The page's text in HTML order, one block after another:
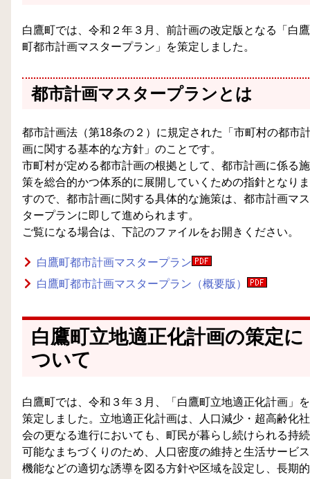
白鷹町では、令和２年３月、前計画の改定版となる「白鷹
町都市計画マスタープラン」を策定しました。
都市計画マスタープランとは
都市計画法（第18条の２）に規定された「市町村の都市
画に関する基本的な方針」のことです。
市町村が定める都市計画の根拠として、都市計画に係る施
策を総合的かつ体系的に展開していくための指針となりま
すので、都市計画に関する具体的な施策は、都市計画マス
タープランに即して進められます。
ご覧になる場合は、下記のファイルをお開きください。
白鷹町都市計画マスタープラン
白鷹町都市計画マスタープラン（概要版）
白鷹町立地適正化計画の策定に
ついて
白鷹町では、令和３年３月、「白鷹町立地適正化計画」を
策定しました。立地適正化計画は、人口減少・超高齢化社
会の更なる進行においても、町民が暮らし続けられる持続
可能なまちづくりのため、人口密度の維持と生活サービス
機能などの適切な誘導を図る方針や区域を設定し、長期的